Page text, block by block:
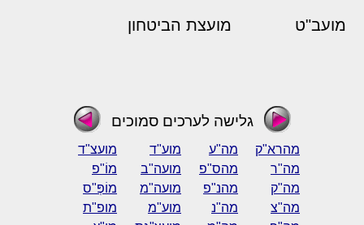
מועב"ט מועצת הביטחון
גלישה לערכים סמוכים
מהרא"ק מה"ע מוע"ד
מועצ"ד
מה"ר
מהס"פ מועה"ב
מוֹ"פ
מה"ק
מהנ"פ מועה"מ
מוֹפְּ"ס
מה"צ
מה"נ מוע"מ
מופ"ת